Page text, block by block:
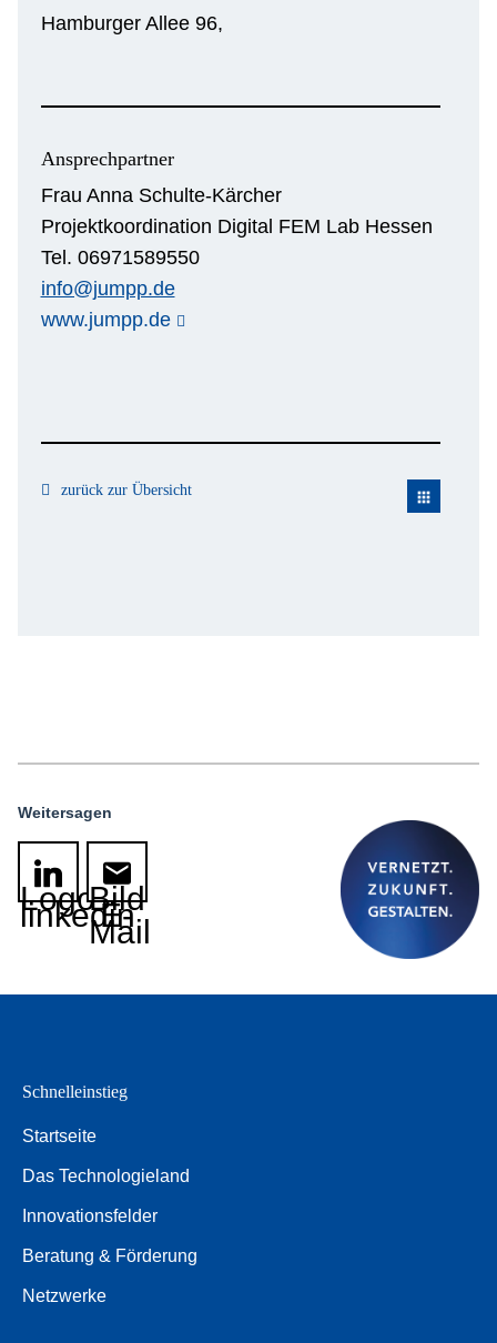
Hamburger Allee 96,
Ansprechpartner
Frau Anna Schulte-Kärcher
Projektkoordination Digital FEM Lab Hessen
Tel. 06971589550
info@jumpp.de
www.jumpp.de
zurück zur Übersicht apps
Weitersagen
Logo
linkedin
Bild
E-
Mail
Schnelleinstieg
Startseite
Das Technologieland
Innovationsfelder
Beratung & Förderung
Netzwerke